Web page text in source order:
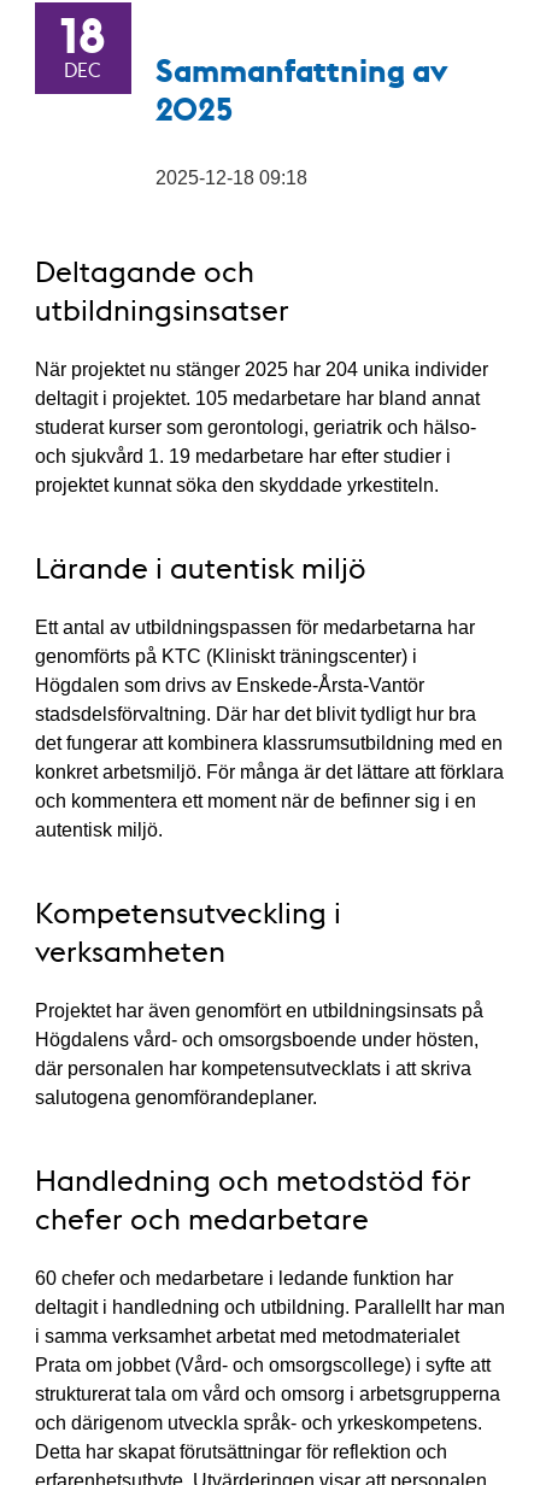
18
DEC
Sammanfattning av
2025
2025-12-18 09:18
Deltagande och
utbildningsinsatser
När projektet nu stänger 2025 har 204 unika individer
deltagit i projektet. 105 medarbetare har bland annat
studerat kurser som gerontologi, geriatrik och hälso-
och sjukvård 1. 19 medarbetare har efter studier i
projektet kunnat söka den skyddade yrkestiteln.
Lärande i autentisk miljö
Ett antal av utbildningspassen för medarbetarna har
genomförts på KTC (Kliniskt träningscenter) i
Högdalen som drivs av Enskede-Årsta-Vantör
stadsdelsförvaltning. Där har det blivit tydligt hur bra
det fungerar att kombinera klassrumsutbildning med en
konkret arbetsmiljö. För många är det lättare att förklara
och kommentera ett moment när de befinner sig i en
autentisk miljö.
Kompetensutveckling i
verksamheten
Projektet har även genomfört en utbildningsinsats på
Högdalens vård- och omsorgsboende under hösten,
där personalen har kompetensutvecklats i att skriva
salutogena genomförandeplaner.
Handledning och metodstöd för
chefer och medarbetare
60 chefer och medarbetare i ledande funktion har
deltagit i handledning och utbildning. Parallellt har man
i samma verksamhet arbetat med metodmaterialet
Prata om jobbet (Vård- och omsorgscollege) i syfte att
strukturerat tala om vård och omsorg i arbetsgrupperna
och därigenom utveckla språk- och yrkeskompetens.
Detta har skapat förutsättningar för reflektion och
erfarenhetsutbyte. Utvärderingen visar att personalen